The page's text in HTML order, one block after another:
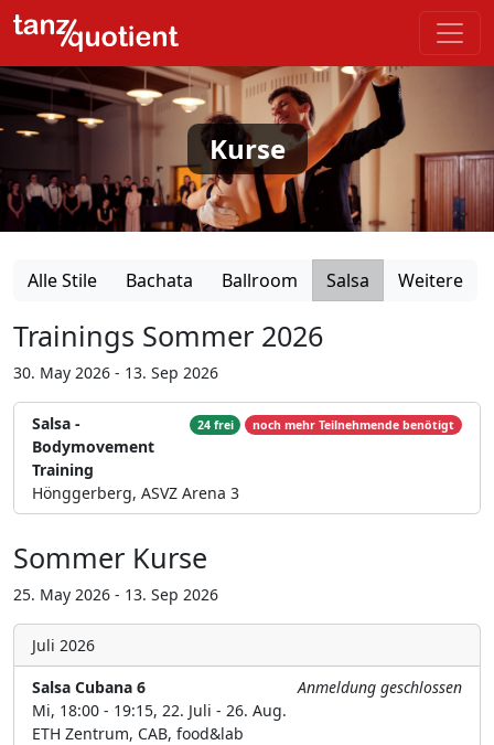
Kurse
Alle Stile Bachata Ballroom Salsa Weitere
Trainings Sommer 2026
30. May 2026 - 13. Sep 2026
Salsa -
Bodymovement
Training
24 frei noch mehr Teilnehmende benötigt
Hönggerberg, ASVZ Arena 3
Sommer Kurse
25. May 2026 - 13. Sep 2026
Juli 2026
Salsa Cubana 6
Anmeldung geschlossen
Mi, 18:00 - 19:15, 22. Juli - 26. Aug.
ETH Zentrum, CAB, food&lab